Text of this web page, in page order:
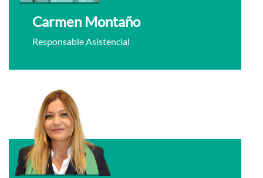
Carmen Montaño
Responsable Asistencial